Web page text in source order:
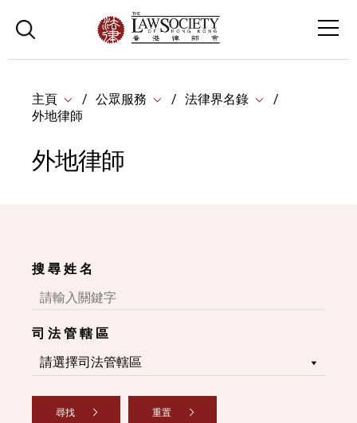
主頁 公眾服務
法律界名錄
外地律師
外地律師
搜 尋 姓 名
司 法 管 轄 區
尋找 重置